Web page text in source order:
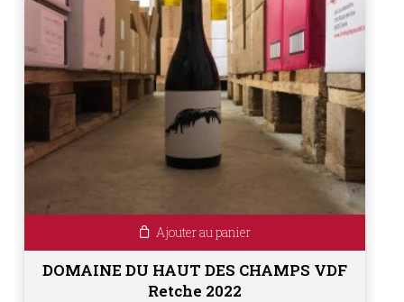
Ajouter au panier
DOMAINE DU HAUT DES CHAMPS VDF
Retche 2022